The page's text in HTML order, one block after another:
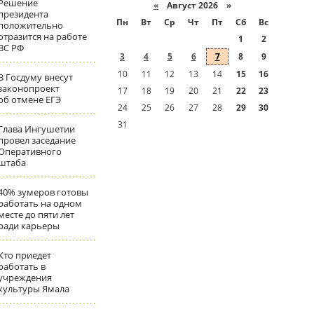
на работе
РФ
Госдуму внесут
отмене ЕГЭ
Ингушетии
заседание
зумеров готовы
на одном
до пяти лет
карьеры
приедет
в
Ямала
« Август 2026 »
Пн
Вт Ср Чт Пт Сб
Вс
1
2
3
4 5 6 7 8
9
10
11 12 13 14 15
16
17
18 19 20 21 22
23
24
25 26 27 28 29
30
31